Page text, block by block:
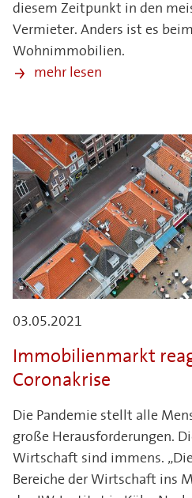
diesem Zeitpunkt in den
Vermieter. Anders ist es
Wohnimmobilien.
mehr lesen
03.05.2021
Immobilienmarkt
Coronakrise
Die Pandemie stellt alle
große Herausforderungen.
Wirtschaft sind immens.
Bereiche der Wirtschaft ins